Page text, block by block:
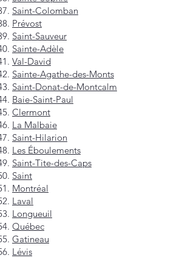
Saint-Colomban
Prévost
Saint-Sauveur
Sainte-Adèle
Val-David
Sainte-Agathe-des-Monts
Saint-Donat-de-Montcalm
Baie-Saint-Paul
Clermont
La Malbaie
Saint-Hilarion
Les Éboulements
Saint-Tite-des-Caps
Saint
Montréal
Laval
Longueuil
Québec
Gatineau
Lévis